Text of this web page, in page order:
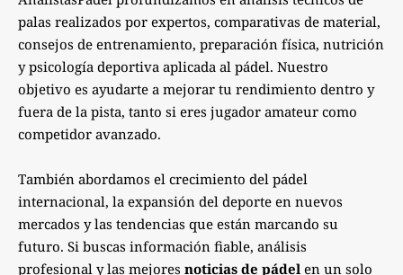
palas realizados por expertos, comparativas de material,
consejos de entrenamiento, preparación física, nutrición
y psicología deportiva aplicada al pádel. Nuestro
objetivo es ayudarte a mejorar tu rendimiento dentro y
fuera de la pista, tanto si eres jugador amateur como
competidor avanzado.
También abordamos el crecimiento del pádel
internacional, la expansión del deporte en nuevos
mercados y las tendencias que están marcando su
futuro. Si buscas información fiable, análisis
profesional y las mejores noticias de pádel en un solo